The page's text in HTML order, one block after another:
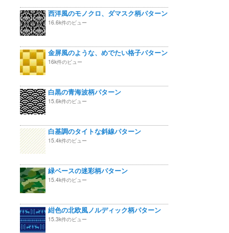
西洋風のモノクロ、ダマスク柄パターン
16.6k件のビュー
金屏風のような、めでたい格子パターン
16k件のビュー
白黒の青海波柄パターン
15.6k件のビュー
白基調のタイトな斜線パターン
15.4k件のビュー
緑ベースの迷彩柄パターン
15.4k件のビュー
紺色の北欧風ノルディック柄パターン
15.3k件のビュー